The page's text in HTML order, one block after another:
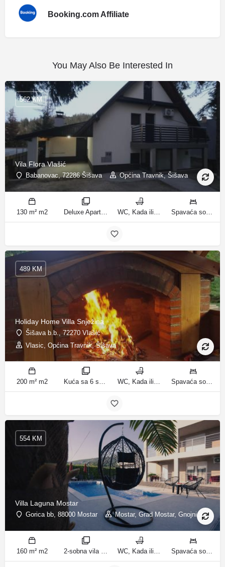
Booking.com Affiliate
You May Also Be Interested In
Vila Flora Vlašić
Babanovac, 72286 Šišava Općina Travnik, Šišava
562 KM
130 m² m2 Deluxe Apartment sobe WC, Kada ili tuš kupatila Spavaća soba 1: 1 francuski bračni krevet | Spavaća soba 2: 1 francuski bračni krevet | Spavaća soba 3: 1 krevet za jednu osobu | Spavaća soba 4: 1 krevet za jednu osobu | Spavaća soba 5: 1 krevet na kat | Spavaća soba 6: 2 kreveta za jednu osobu | Dnevni boravak: 1 kauč na razvlačenje ležaja
Holiday Home Villa Snježina
Šišava b.b., 72270 Vlašić
Vlasic, Općina Travnik, Šišava
489 KM
200 m² m2 Kuća sa 6 spavaćih soba sobe WC, Kada ili tuš kupatila Spavaća soba 1: 1 krevet za jednu osobu | Spavaća soba 2: 1 krevet za jednu osobu | Spavaća soba 3: 1 francuski bračni krevet | Spavaća soba 4: 2 kreveta za jednu osobu | Dnevni boravak: 1 kauč na razvlačenje ležaja
Villa Laguna Mostar
Gorica bb, 88000 Mostar Mostar, Grad Mostar, Gnojnice
554 KM
160 m² m2 2-sobna vila sobe WC, Kada ili tuš kupatila Spavaća soba 1: 1 bračni krevet | Spavaća soba 2: 3 kreveta za jednu osobu | Dnevni boravak: 1 kauč na razvlačenje ležaja